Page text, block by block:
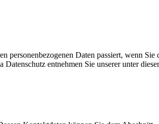
Daten passiert, wenn
entnehmen Sie unserer unter